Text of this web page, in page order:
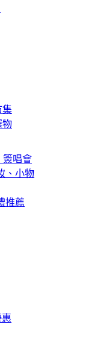
集
物
簽唱會
、小物
推薦